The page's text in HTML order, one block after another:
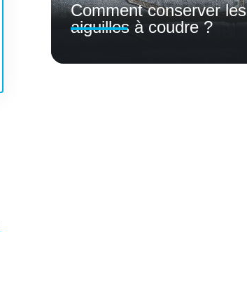
Comment conserver les
aiguilles à coudre ?